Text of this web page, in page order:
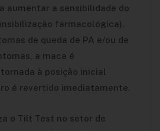
aumentar a sensibilidade do
farmacológica).
de queda de PA e/ou de
a maca é
à posição inicial
é revertido imediatamente.
o Tilt Test no setor de